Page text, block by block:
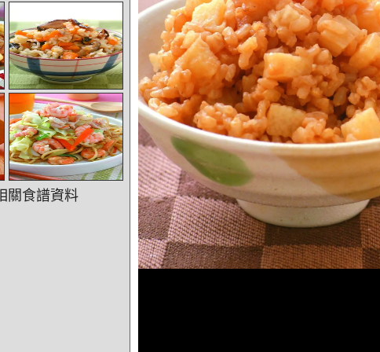
關食譜資料